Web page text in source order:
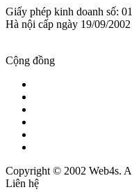
Giấy phép kinh doanh số:
Hà nội cấp ngày 19/09/2002
Cộng đồng
Copyright © 2002 Web4s.
Liên hệ